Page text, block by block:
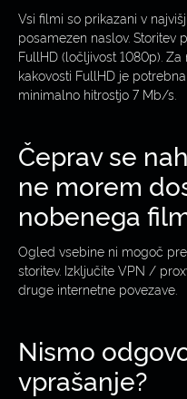
Vsi filmi so prikazani v
posamezen naslov. Storitev
FullHD (ločljivost 1080p).
kakovosti FullHD je
minimalno hitrostjo 7 Mb/s.
Čeprav se
ne morem
nobenega
Ogled vsebine ni mogoč
storitev. Izključite VPN /
druge internetne povezave.
Nismo
vprašanje?